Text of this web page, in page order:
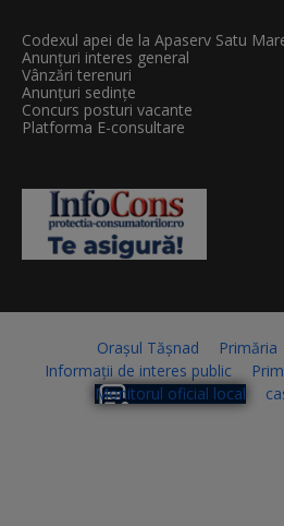
Codexul apei de la Apaserv Satu
Anunțuri interes general
Vânzări terenuri
Anunțuri sedințe
Concurs posturi vacante
Platforma E-consultare
Orașul Tășnad Primăria
Informații de interes public
Monitorul oficial local